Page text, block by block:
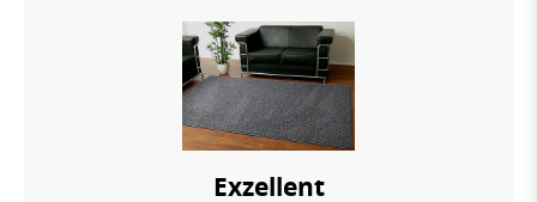
Exzellent